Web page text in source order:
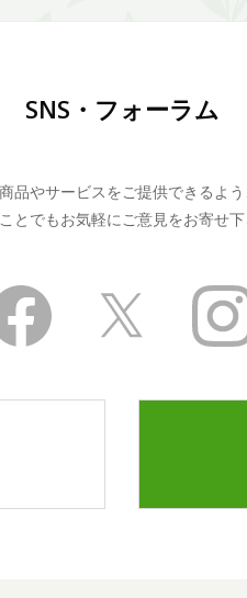
SNS・フォーラム
品やサービスをご提供できるよう
とでもお気軽にご意見をお寄せ下